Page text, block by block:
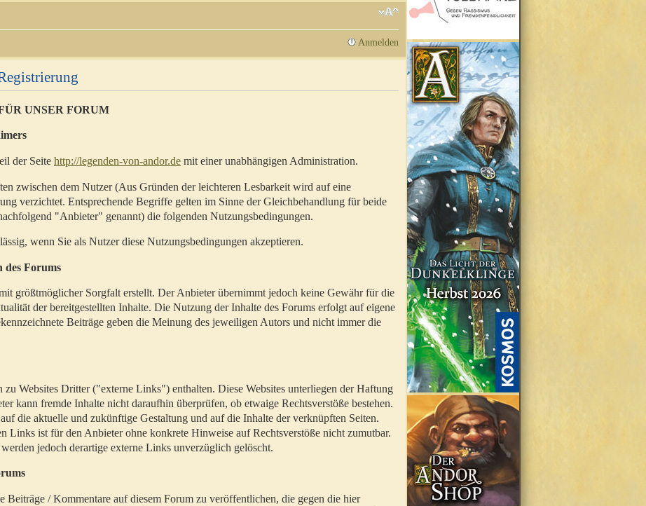
Anmelden
UNSER FORUM
der Seite http://legenden-von-andor.de mit einer unabhängigen Administration.
zwischen dem Nutzer (Aus Gründen der leichteren Lesbarkeit wird auf eine
verzichtet. Entsprechende Begriffe gelten im Sinne der Gleichbehandlung für beide
"Anbieter" genannt) die folgenden Nutzungsbedingungen.
wenn Sie als Nutzer diese Nutzungsbedingungen akzeptieren.
des Forums
größtmöglicher Sorgfalt erstellt. Der Anbieter übernimmt jedoch keine Gewähr für die
der bereitgestellten Inhalte. Die Nutzung der Inhalte des Forums erfolgt auf eigene
Beiträge geben die Meinung des jeweiligen Autors und nicht immer die
Websites Dritter ("externe Links") enthalten. Diese Websites unterliegen der Haftung
kann fremde Inhalte nicht daraufhin überprüfen, ob etwaige Rechtsverstöße bestehen.
die aktuelle und zukünftige Gestaltung und auf die Inhalte der verknüpften Seiten.
Links ist für den Anbieter ohne konkrete Hinweise auf Rechtsverstöße nicht zumutbar.
jedoch derartige externe Links unverzüglich gelöscht.
/ Kommentare auf diesem Forum zu veröffentlichen, die gegen die hier